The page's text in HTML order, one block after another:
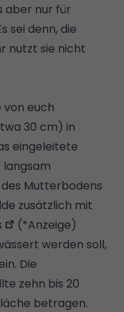
aber nur für
sei denn, die
nutzt sie nicht
von euch
30 cm) in
eingeleitete
langsam
Mutterbodens
zusätzlich mit
(*Anzeige)
werden soll,
Die
zehn bis 20
betragen.